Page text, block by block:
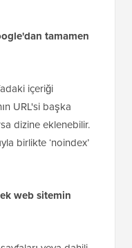
söyler.
‘noindex’
kullanmak,
keşfetmesini
tamamen
içeriği
URL'si başka